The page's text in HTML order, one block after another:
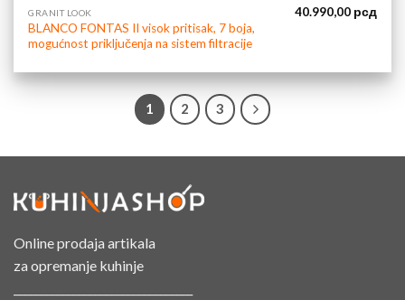
GRANIT LOOK
BLANCO FONTAS II visok pritisak, 7 boja,
mogućnost priključenja na sistem filtracije
40.990,00 рсд
1 2 3
Online prodaja artikala
za opremanje kuhinje